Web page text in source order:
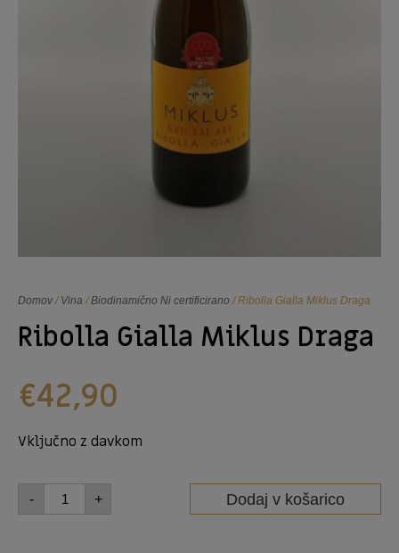
Domov/ Vina /Biodinamično Ni certificirano / Ribolla Gialla Miklus Draga
Ribolla Gialla Miklus Draga
€42,90
Vključno z davkom
- + Dodaj v košarico